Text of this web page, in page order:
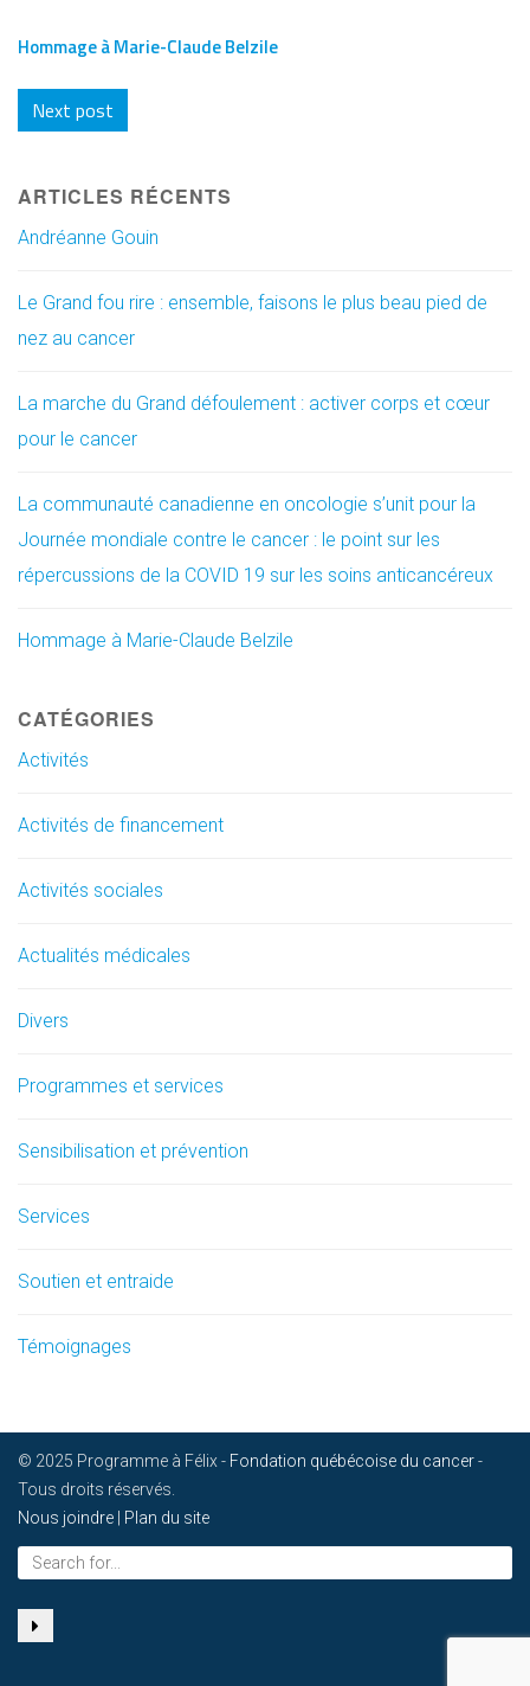
Hommage à Marie-Claude Belzile
Next post
ARTICLES RÉCENTS
Andréanne Gouin
Le Grand fou rire : ensemble, faisons le plus beau pied de
nez au cancer
La marche du Grand défoulement : activer corps et cœur
pour le cancer
La communauté canadienne en oncologie s’unit pour la
Journée mondiale contre le cancer : le point sur les
répercussions de la COVID 19 sur les soins anticancéreux
Hommage à Marie-Claude Belzile
CATÉGORIES
Activités
Activités de financement
Activités sociales
Actualités médicales
Divers
Programmes et services
Sensibilisation et prévention
Services
Soutien et entraide
Témoignages
© 2025 Programme à Félix - Fondation québécoise du cancer-
Tous droits réservés.
Nous joindre
Plan du site
Search
for...